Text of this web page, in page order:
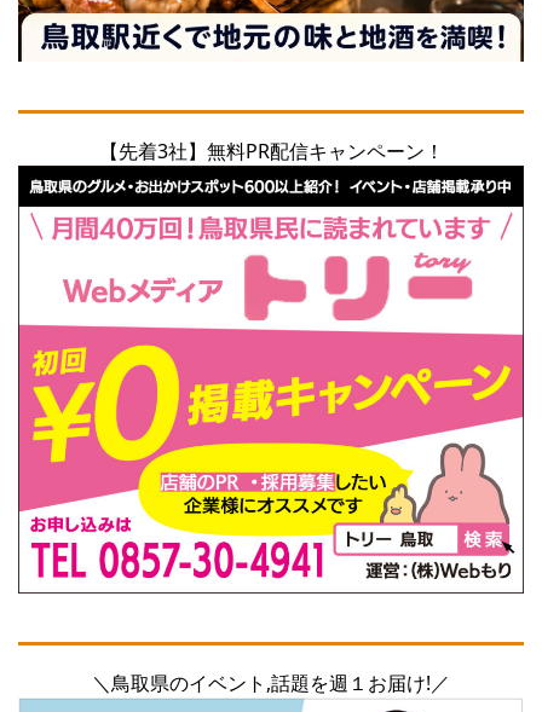
【先着3社】無料PR配信キャンペーン！
＼鳥取県のイベント,話題を週１お届け!／